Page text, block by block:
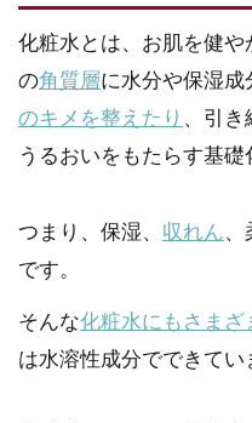
化粧水とは、お肌を健
の角質層に水分や保湿成
のキメを整えたり 、引き
うるおいをもたらす基礎
つまり、保湿、 収れん、
です。
そんな化粧水にもさまざ
は水溶性成分でできてい